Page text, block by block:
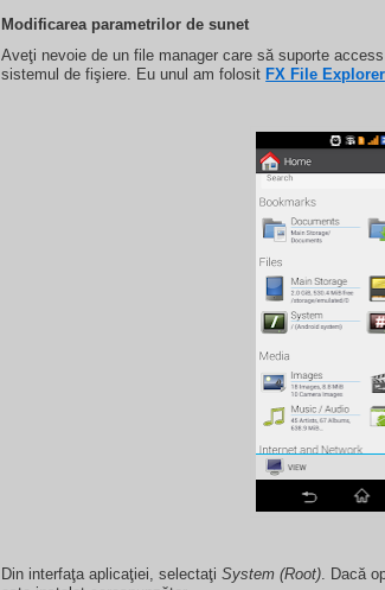
Modificarea parametrilor de sunet
Aveţi nevoie de un file manager care să suporte
sistemul de fişiere. Eu unul am folosit FX File Explorer
Din interfaţa aplicaţiei, selectaţiSystem (Root) . Dacă